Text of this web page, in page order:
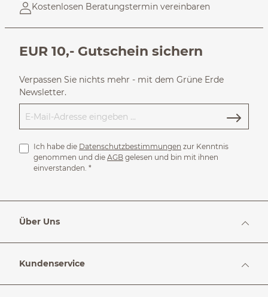
Kostenlosen Beratungstermin vereinbaren
EUR 10,- Gutschein sichern
Verpassen Sie nichts mehr - mit dem Grüne Erde
Newsletter.
Ich habe die Datenschutzbestimmungen zur Kenntnis
genommen und die AGB gelesen und bin mit ihnen
einverstanden. *
Über Uns
Kundenservice